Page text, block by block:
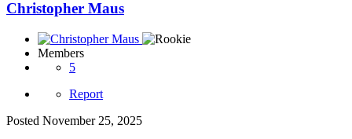
Christopher Maus
Members
5
Report
Posted November 25, 2025